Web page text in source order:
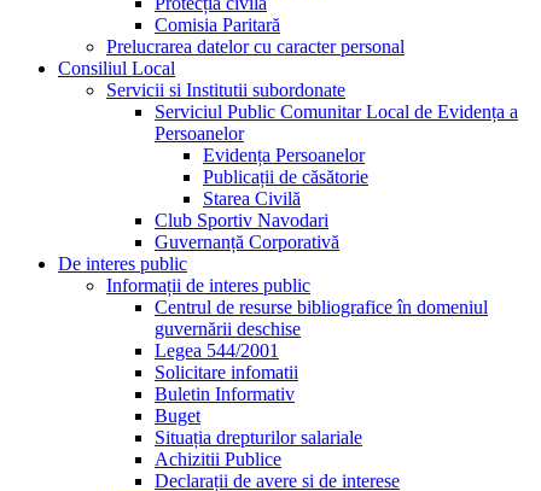
Comisia Paritară
Prelucrarea datelor cu caracter personal
Consiliul Local
Servicii si Institutii subordonate
Serviciul Public Comunitar Local de Evidența a
Persoanelor
Evidența Persoanelor
Publicații de căsătorie
Starea Civilă
Club Sportiv Navodari
Guvernanță Corporativă
De interes public
Informații de interes public
Centrul de resurse bibliografice în domeniul
guvernării deschise
Legea 544/2001
Solicitare infomatii
Buletin Informativ
Buget
Situația drepturilor salariale
Achizitii Publice
Declarații de avere si de interese